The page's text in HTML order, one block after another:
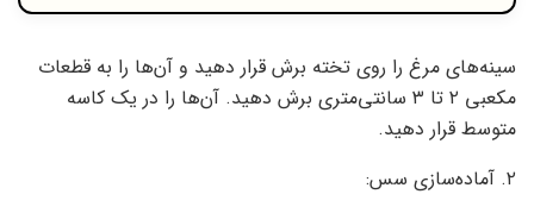
سینه‌های مرغ را روی تخته برش قرار دهید و آن‌ها را به قطعات
مکعبی ۲ تا ۳ سانتی‌متری برش دهید. آن‌ها را در یک کاسه
متوسط قرار دهید.
۲. آماده‌سازی سس: